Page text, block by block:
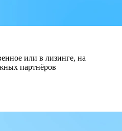
или в лизинге, на
партнёров